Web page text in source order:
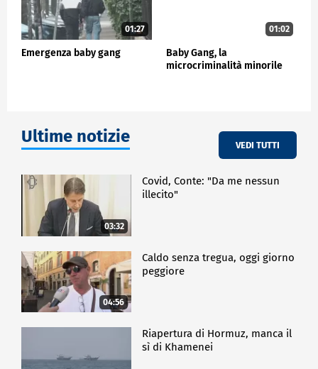
01:27
Emergenza baby gang
01:02
Baby Gang, la
microcriminalità minorile
Ultime notizie VEDI TUTTI
03:32
Covid, Conte: "Da me nessun
illecito"
04:56
Caldo senza tregua, oggi giorno
peggiore
Riapertura di Hormuz, manca il
sì di Khamenei